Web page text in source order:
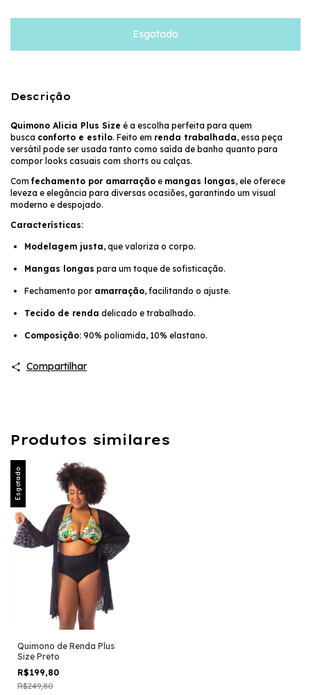
Descrição
Quimono Alicia Plus Size é a escolha perfeita para quem
busca conforto e estilo. Feito em renda trabalhada, essa peça
versátil pode ser usada tanto como saída de banho quanto para
compor looks casuais com shorts ou calças.
Com fechamento por amarração e mangas longas, ele oferece
leveza e elegância para diversas ocasiões, garantindo um visual
moderno e despojado.
Características:
Modelagem justa, que valoriza o corpo.
Mangas longas para um toque de sofisticação.
Fechamento por amarração, facilitando o ajuste.
Tecido de renda delicado e trabalhado.
Composição: 90% poliamida, 10% elastano.
Compartilhar
Produtos similares
Esgotado
Quimono de Renda Plus
Size Preto
R$199,80
R$249,80